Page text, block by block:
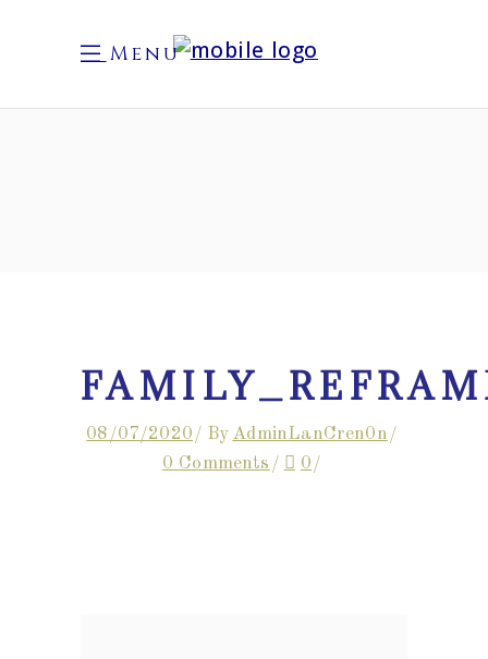
Menu
08/07/2020 By AdminLanCren0n
0 Comments
0